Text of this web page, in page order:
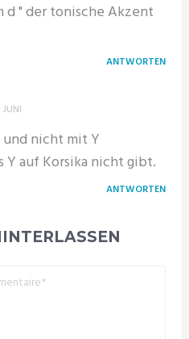
d " der tonische Akzent
ANTWORTEN
nicht mit Y
Y auf Korsika nicht gibt.
ANTWORTEN